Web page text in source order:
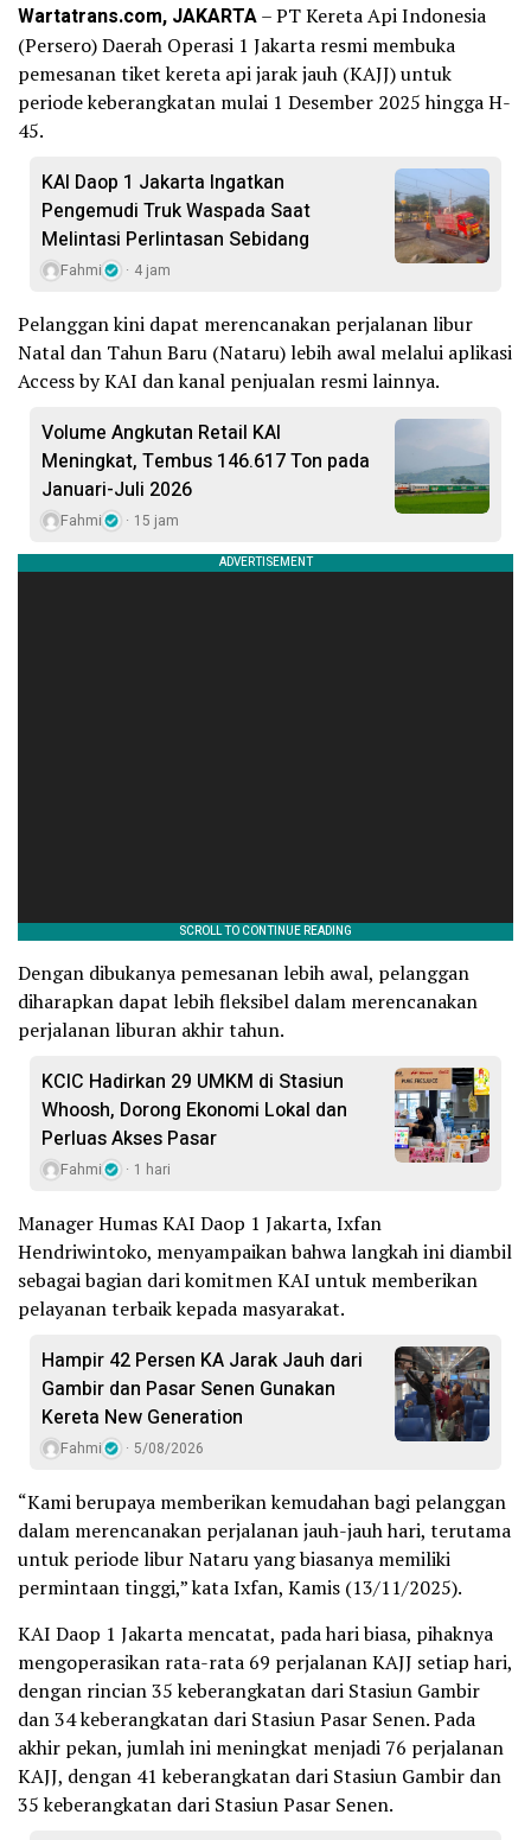
Wartatrans.com, JAKARTA– PT Kereta Api Indonesia
(Persero) Daerah Operasi 1 Jakarta resmi membuka
pemesanan tiket kereta api jarak jauh (KAJJ) untuk
periode keberangkatan mulai 1 Desember 2025 hingga H-
45.
KAI Daop 1 Jakarta Ingatkan
Pengemudi Truk Waspada Saat
Melintasi Perlintasan Sebidang
Fahmi 4 jam
Pelanggan kini dapat merencanakan perjalanan libur
Natal dan Tahun Baru (Nataru) lebih awal melalui aplikasi
Access by KAI dan kanal penjualan resmi lainnya.
Volume Angkutan Retail KAI
Meningkat, Tembus 146.617 Ton pada
Januari-Juli 2026
Fahmi 15 jam
Dengan dibukanya pemesanan lebih awal, pelanggan
diharapkan dapat lebih fleksibel dalam merencanakan
perjalanan liburan akhir tahun.
KCIC Hadirkan 29 UMKM di Stasiun
Whoosh, Dorong Ekonomi Lokal dan
Perluas Akses Pasar
Fahmi 1 hari
Manager Humas KAI Daop 1 Jakarta, Ixfan
Hendriwintoko, menyampaikan bahwa langkah ini diambil
sebagai bagian dari komitmen KAI untuk memberikan
pelayanan terbaik kepada masyarakat.
Hampir 42 Persen KA Jarak Jauh dari
Gambir dan Pasar Senen Gunakan
Kereta New Generation
Fahmi 5/08/2026
“Kami berupaya memberikan kemudahan bagi pelanggan
dalam merencanakan perjalanan jauh-jauh hari, terutama
untuk periode libur Nataru yang biasanya memiliki
permintaan tinggi,” kata Ixfan, Kamis (13/11/2025).
KAI Daop 1 Jakarta mencatat, pada hari biasa, pihaknya
mengoperasikan rata-rata 69 perjalanan KAJJ setiap hari,
dengan rincian 35 keberangkatan dari Stasiun Gambir
dan 34 keberangkatan dari Stasiun Pasar Senen. Pada
akhir pekan, jumlah ini meningkat menjadi 76 perjalanan
KAJJ, dengan 41 keberangkatan dari Stasiun Gambir dan
35 keberangkatan dari Stasiun Pasar Senen.